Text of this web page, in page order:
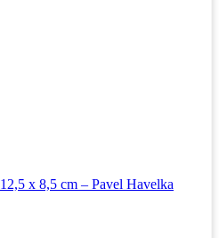
x 8,5 cm – Pavel Havelka